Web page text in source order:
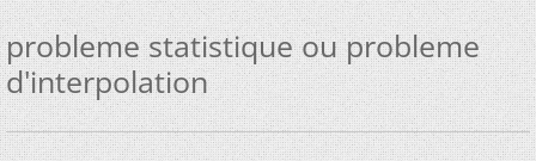
probleme statistique ou probleme
d'interpolation